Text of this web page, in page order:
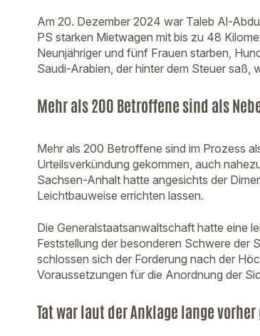
Am 20. Dezember 2024 war Taleb Al-
PS starken Mietwagen mit bis zu 48
Neunjähriger und fünf Frauen starben,
Saudi-Arabien, der hinter dem Steuer saß,
Mehr als 200 Betroffene sind als
Mehr als 200 Betroffene sind im Prozess
Urteilsverkündung gekommen, auch
Sachsen-Anhalt hatte angesichts der
Leichtbauweise errichten lassen.
Die Generalstaatsanwaltschaft hatte eine
Feststellung der besonderen Schwere der
schlossen sich der Forderung nach der
Voraussetzungen für die Anordnung der
Tat war laut der Anklage lange